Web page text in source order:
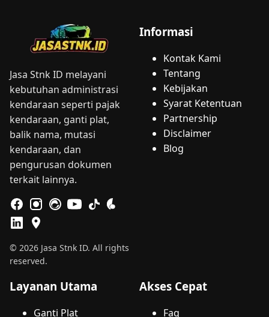
Jasa Stnk ID melayani
kebutuhan administrasi
kendaraan seperti pajak
kendaraan, ganti plat,
balik nama, mutasi
kendaraan, dan
pengurusan dokumen
terkait lainnya.
© 2026 Jasa Stnk ID. All rights
reserved.
Informasi
Kontak Kami
Tentang
Kebijakan
Syarat Ketentuan
Partnership
Disclaimer
Blog
Layanan Utama
Ganti Plat
Akses Cepat
Faq